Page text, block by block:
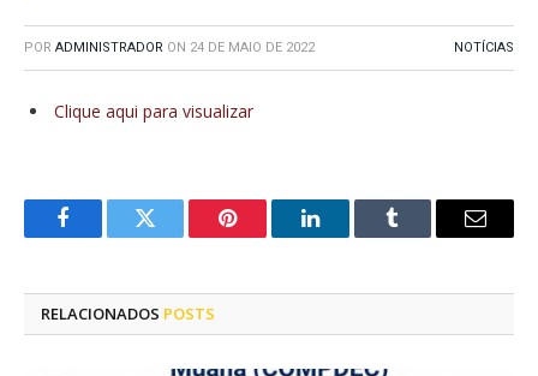
POR ADMINISTRADOR ON 24 DE MAIO DE 2022 NOTÍCIAS
Clique aqui para visualizar
FacebookTwitter Pinterest LinkedInTumblr
E-
RELACIONADOS POSTS